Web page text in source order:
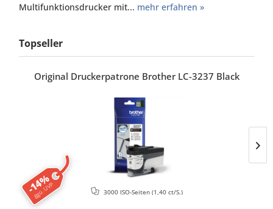
Multifunktionsdrucker mit... mehr erfahren »
Topseller
-14%
ggü. UVP
Original Druckerpatrone Brother LC-3237 Black
3000 ISO-Seiten (1,40 ct/S.)